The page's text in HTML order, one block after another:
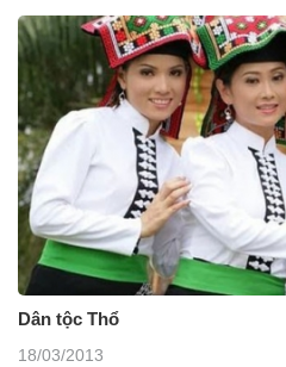
Dân tộc Thổ
18/03/2013